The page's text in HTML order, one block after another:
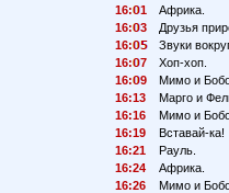
16:
1
Африка.
16:
3
Друзья
16:
Звуки
16:
7
Хоп-хоп.
16:
9
Мимо и
16:13
Марго и
16:16
Мимо и
16:19
Вставай-ка!
16:21
Рауль.
16:24
Африка.
16:26
Мимо и